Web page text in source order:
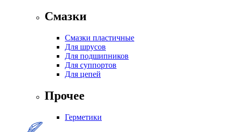
Смазки
Смазки пластичные
Для шрусов
Для подшипников
Для суппортов
Для цепей
Прочее
Герметики